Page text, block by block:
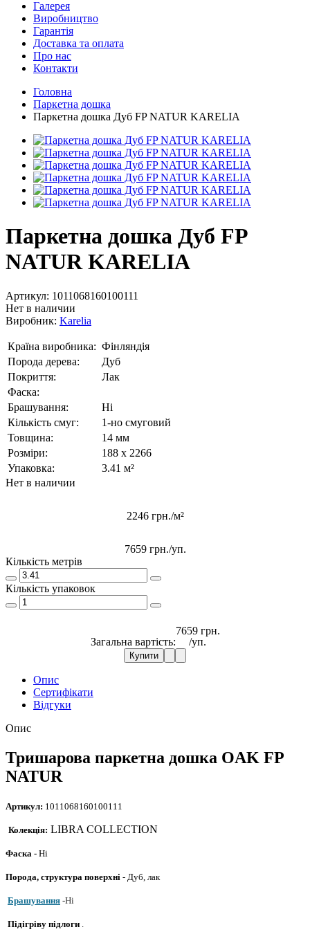
Галерея
Виробництво
Гарантія
Доставка та оплата
Про нас
Контакти
Головна
Паркетна дошка
Паркетна дошка Дуб FP NATUR KARELIA
Паркетна дошка Дуб FP
NATUR KARELIA
Артикул: 1011068160100111
Нет в наличии
Виробник: Karelia
Країна виробника: Фінляндія
Порода дерева:
Дуб
Покриття:
Лак
Фаска:
Брашування:
Ні
Кількість смуг:
1-но смуговий
Товщина:
14 мм
Розміри:
188 x 2266
Упаковка:
3.41 м²
Нет в наличии
2246 грн./м²
7659 грн./уп.
Кількість метрів
Кількість упаковок
Загальна вартість:
7659 грн.
/уп.
Купити
Опис
Сертифікати
Відгуки
Опис
Тришарова паркетна дошка OAK FP
NATUR
Артикул: 1011068160100111
Колекція: LIBRA COLLECTION
Фаска - Ні
Порода, структура поверхні - Дуб, лак
Брашування -Ні
Підігріву підлоги